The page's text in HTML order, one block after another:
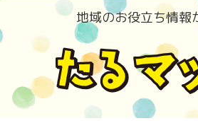
地域のお役立ち情報